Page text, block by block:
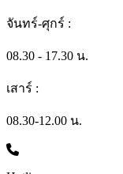
จันทร์-ศุกร์ :
08.30 - 17.30 น.
เสาร์ :
08.30-12.00 น.